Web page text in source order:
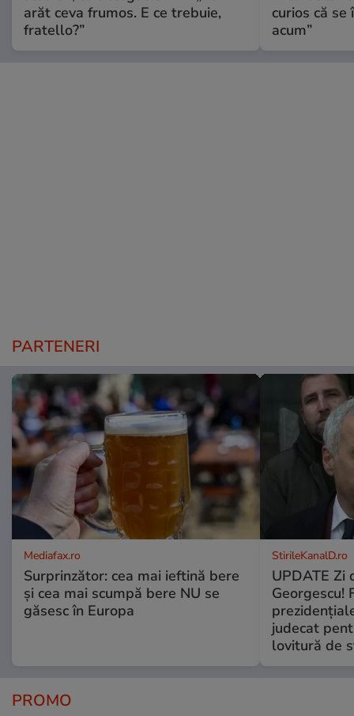
arăt ceva frumos. E ce trebuie,
fratello?”
curios că
acum”
PARTENERI
Mediafax.ro
Surprinzător: cea mai ieftină bere
și cea mai scumpă bere NU se
găsesc în Europa
StirileKanalD.ro
UPDATE Zi
Georgescu!
judecat
lovitură de
PROMO